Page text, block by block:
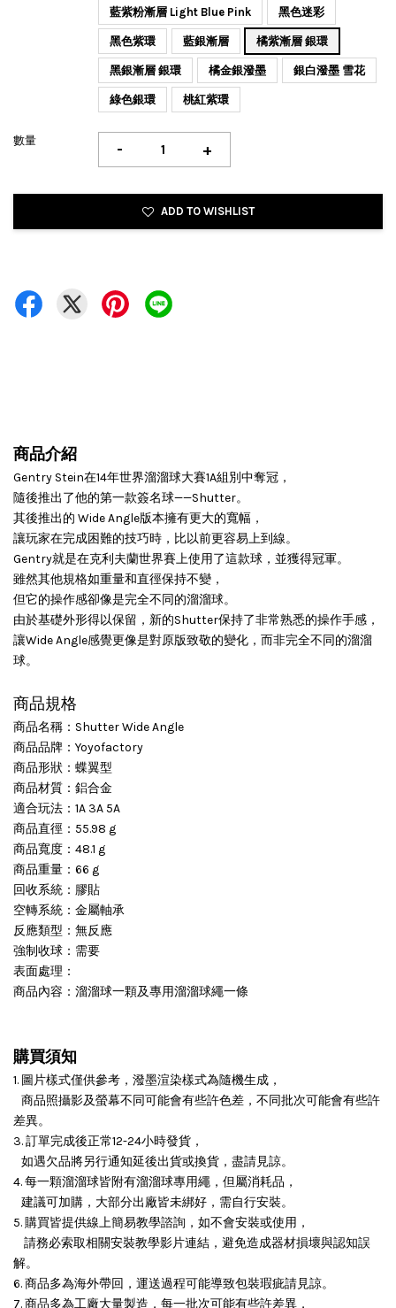
藍紫粉漸層 Light Blue Pink 黑色迷彩
黑色紫環 藍銀漸層 橘紫漸層 銀環
黑銀漸層 銀環 橘金銀潑墨 銀白潑墨 雪花
綠色銀環 桃紅紫環
數量 - +
ADD TO WISHLIST
商品介紹
Gentry Stein在14年世界溜溜球大賽1A組別中奪冠，
隨後推出了他的第一款簽名球——Shutter。
其後推出的 Wide Angle版本擁有更大的寬幅，
讓玩家在完成困難的技巧時，比以前更容易上到線。
Gentry就是在克利夫蘭世界賽上使用了這款球，並獲得冠軍。
雖然其他規格如重量和直徑保持不變，
但它的操作感卻像是完全不同的溜溜球。
由於基礎外形得以保留，新的Shutter保持了非常熟悉的操作手感，
讓Wide Angle感覺更像是對原版致敬的變化，而非完全不同的溜溜
球。
商品規格
商品名稱：Shutter Wide Angle
商品品牌：Yoyofactory
商品形狀：蝶翼型
商品材質：鋁合金
適合玩法：1A 3A 5A
商品直徑：55.98 g
商品寬度：48.1 g
商品重量：66 g
回收系統：膠貼
空轉系統：金屬軸承
反應類型：無反應
強制收球：需要
表面處理：
商品內容：溜溜球一顆及專用溜溜球繩一條
購買須知
1. 圖片樣式僅供參考，潑墨渲染樣式為隨機生成，
商品照攝影及螢幕不同可能會有些許色差，不同批次可能會有些許
差異。
3. 訂單完成後正常12-24小時發貨，
如遇欠品將另行通知延後出貨或換貨，盡請見諒。
4. 每一顆溜溜球皆附有溜溜球專用繩，但屬消耗品，
建議可加購，大部分出廠皆未綁好，需自行安裝。
5. 購買皆提供線上簡易教學諮詢，如不會安裝或使用，
請務必索取相關安裝教學影片連結，避免造成器材損壞與認知誤
解。
6. 商品多為海外帶回，運送過程可能導致包裝瑕疵請見諒。
7. 商品多為工廠大量製造，每一批次可能有些許差異，